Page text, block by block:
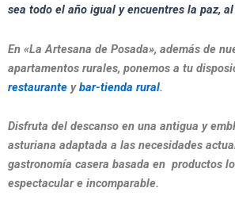
sea todo el año igual y encuentres la paz,
En «La Artesana de Posada», además de
apartamentos rurales, ponemos a tu
restaurante ybar-tienda rural.
Disfruta del descanso en una antigua y
asturiana adaptada a las necesidades
gastronomía casera basada en productos
espectacular e incomparable.